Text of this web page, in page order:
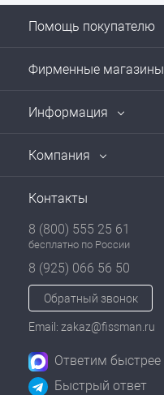
Помощь покупателю
Фирменные магазины
Информация
Компания
Контакты
8 (800) 555 25 61
бесплатно по России
8 (925) 066 56 50
Обратный звонок
Email: zakaz@fissman.ru
Ответим быстрее
Быстрый ответ